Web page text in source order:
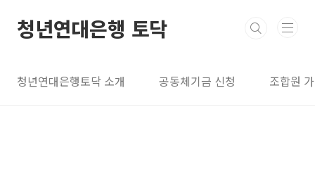
청년연대은행 토닥
청년연대은행토닥 소개 공동체기금 신청 조합원